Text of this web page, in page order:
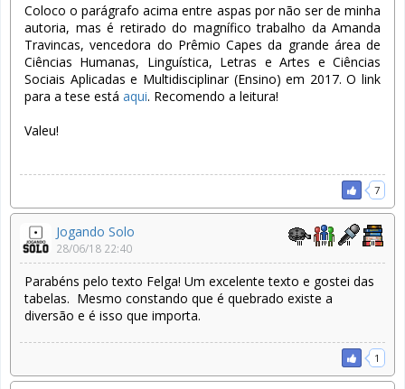
Coloco o parágrafo acima entre aspas por não ser de minha
autoria, mas é retirado do magnífico trabalho da Amanda
Travincas, vencedora do Prêmio Capes da grande área de
Ciências Humanas, Linguística, Letras e Artes e Ciências
Sociais Aplicadas e Multidisciplinar (Ensino) em 2017. O link
para a tese está aqui. Recomendo a leitura!
Valeu!
7
Jogando Solo
28/06/18 22:40
Parabéns pelo texto Felga! Um excelente texto e gostei das
tabelas. Mesmo constando que é quebrado existe a
diversão e é isso que importa.
1